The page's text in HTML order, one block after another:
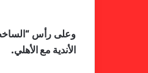
وعلى رأس
الأندية مع الأهلي.